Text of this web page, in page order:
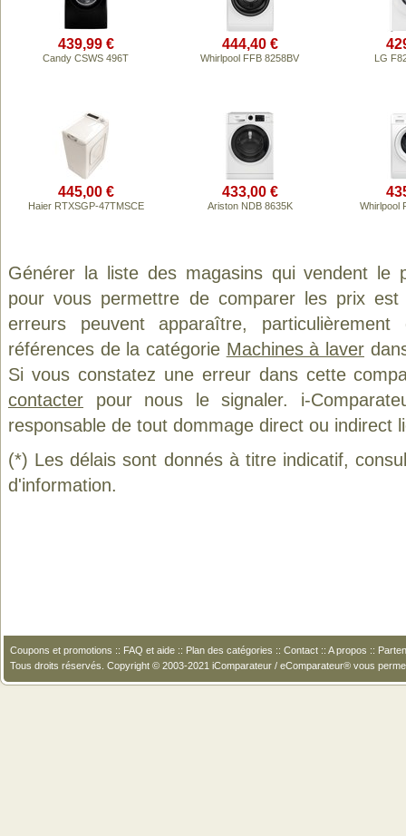
439,99 €
Candy CSWS 496T
444,40 €
Whirlpool FFB 8258BV LG
445,00 €
Haier RTXSGP-47TMSCE
433,00 €
Ariston NDB 8635K Whirlpool
Générer la liste des magasins qui vendent le
pour vous permettre de comparer les prix
erreurs peuvent apparaître,
références de la catégorie Machines à laver
Si vous constatez une erreur dans cette
contacter pour nous le signaler. i-
responsable de tout dommage direct ou indirect
(*) Les délais sont donnés à titre indicatif,
d'information.
Coupons et promotions :: FAQ et aide :: Plan des catégories :: Contact :: A propos ::
Tous droits réservés. Copyright © 2003-2021 iComparateur / eComparateur® vous